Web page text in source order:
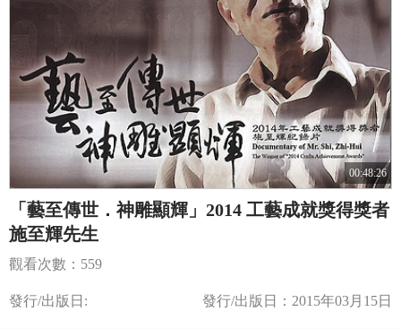
00:48:26
「藝至傳世．神雕顯輝」2014 工藝成就獎得獎者
施至輝先生
觀看次數：559
發行/出版日: 發行/出版日：2015年03月15日